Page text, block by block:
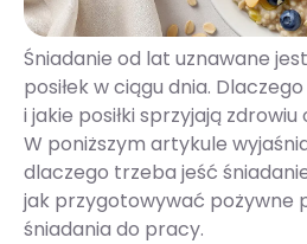
Śniadanie od lat uznawane
posiłek w ciągu dnia.
i jakie posiłki sprzyjają zdrowiu
W poniższym artykule
dlaczego trzeba jeść
jak przygotowywać pożywne
śniadania do pracy.